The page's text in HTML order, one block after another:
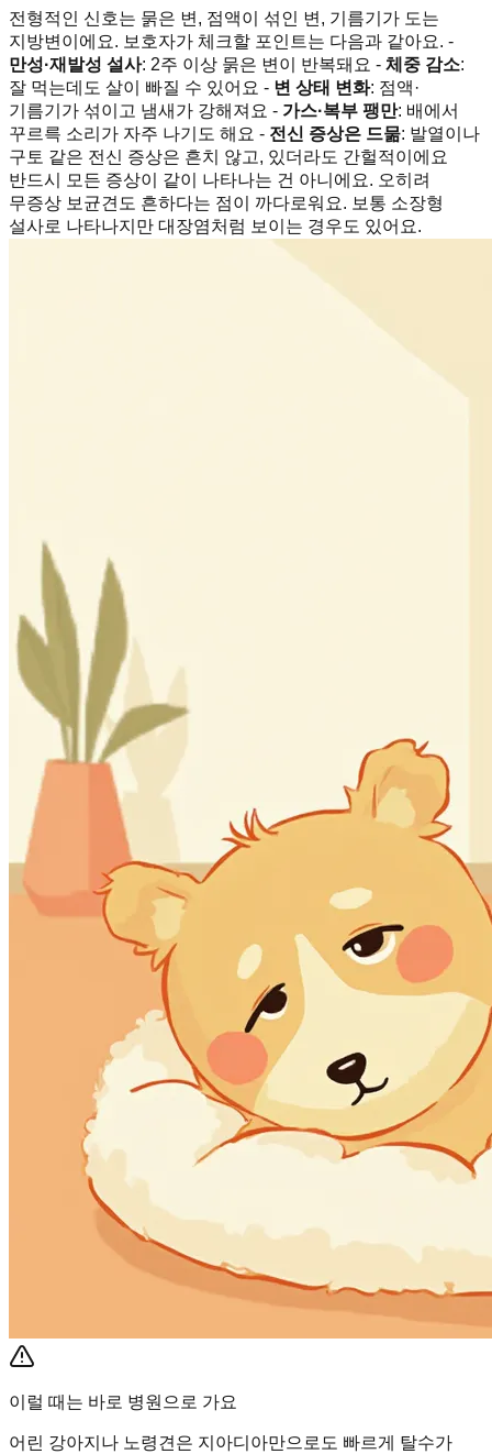
전형적인 신호는 묽은 변, 점액이 섞인 변, 기름기가 도는
지방변이에요. 보호자가 체크할 포인트는 다음과 같아요. -
만성·재발성 설사: 2주 이상 묽은 변이 반복돼요 - 체중 감소:
잘 먹는데도 살이 빠질 수 있어요 - 변 상태 변화: 점액·
기름기가 섞이고 냄새가 강해져요 - 가스·복부 팽만: 배에서
꾸르륵 소리가 자주 나기도 해요 - 전신 증상은 드묾: 발열이나
구토 같은 전신 증상은 흔치 않고, 있더라도 간헐적이에요
반드시 모든 증상이 같이 나타나는 건 아니에요. 오히려
무증상 보균견도 흔하다는 점이 까다로워요. 보통 소장형
설사로 나타나지만 대장염처럼 보이는 경우도 있어요.
이럴 때는 바로 병원으로 가요
어린 강아지나 노령견은 지아디아만으로도 빠르게 탈수가